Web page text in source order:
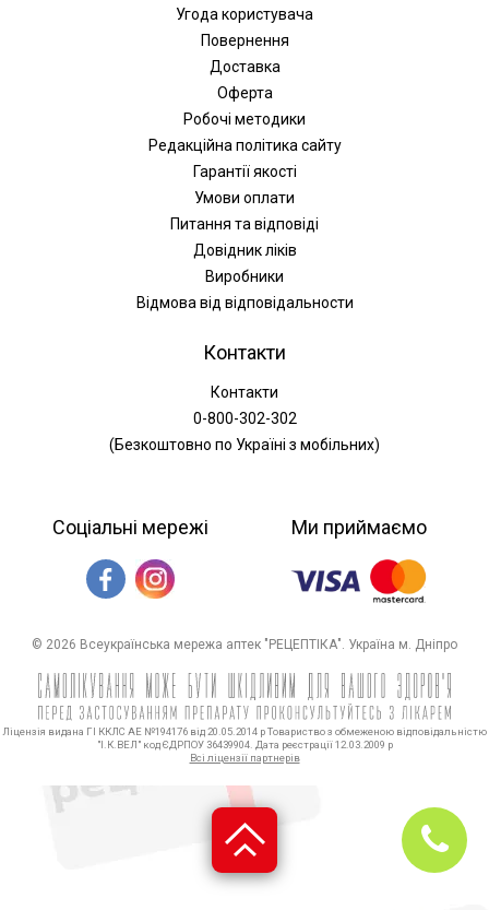
Угода користувача
Повернення
Доставка
Оферта
Робочі методики
Редакційна політика сайту
Гарантії якості
Умови оплати
Питання та відповіді
Довідник ліків
Виробники
Відмова від відповідальности
Контакти
Контакти
0-800-302-302
(Безкоштовно по Україні з мобільних)
Соціальні мережі Ми приймаємо
© 2026 Всеукраїнська мережа аптек "РЕЦЕПТІКА". Україна м. Дніпро
Ліцензія видана ГІ ККЛС АЕ №194176 від 20.05.2014 р Товариство з обмеженою відповідальністю
"І.К.ВЕЛ" код ЄДРПОУ 36439904. Дата реєстрації 12.03.2009 р
Всі ліцензії партнерів